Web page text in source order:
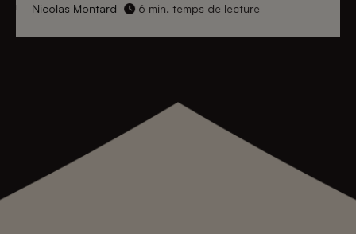
Nicolas Montard 6 min. temps de lecture